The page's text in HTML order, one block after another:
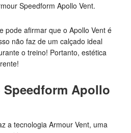
Speedform Apollo Vent.
pode afirmar que o Apollo Vent é
não faz de um calçado ideal
o treino! Portanto, estética
Speedform Apollo
a tecnologia Armour Vent, uma